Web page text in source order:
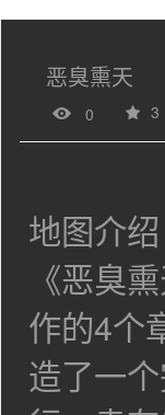
恶臭熏天
0 3
地图介绍
《恶臭
作的4个
造了一